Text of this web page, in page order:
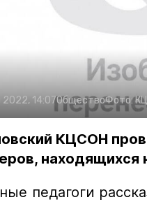
2022, 14:07ОбществоФото:
КЦСОН
находящихся
педагоги